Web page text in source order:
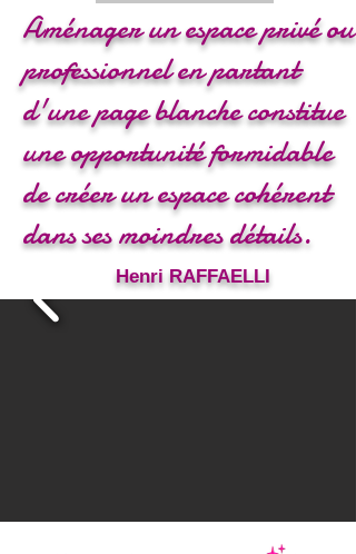
Aménager un espace privé ou
professionnel en partant
d'une page blanche constitue
une opportunité formidable
de créer un espace cohérent
dans ses moindres détails.
Henri RAFFAELLI